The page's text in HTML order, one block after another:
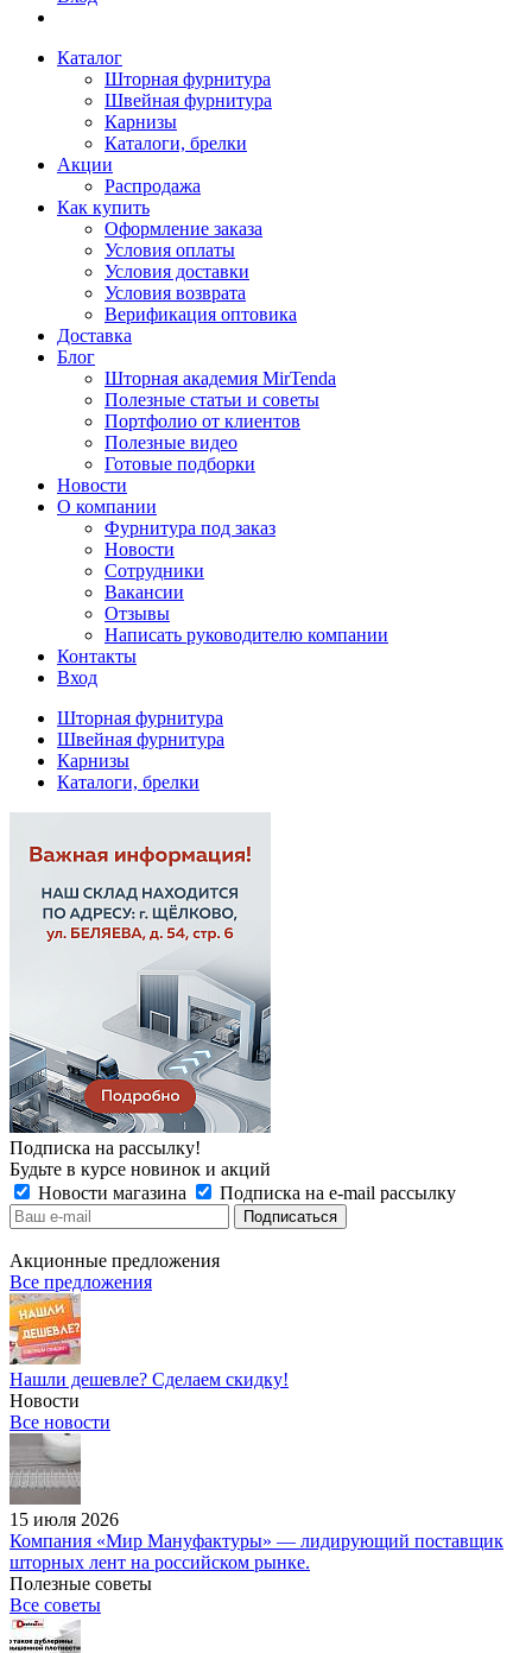
Каталог
Шторная фурнитура
Швейная фурнитура
Карнизы
Каталоги, брелки
Акции
Распродажа
Как купить
Оформление заказа
Условия оплаты
Условия доставки
Условия возврата
Верификация оптовика
Доставка
Блог
Шторная академия MirTenda
Полезные статьи и советы
Портфолио от клиентов
Полезные видео
Готовые подборки
Новости
О компании
Фурнитура под заказ
Новости
Сотрудники
Вакансии
Отзывы
Написать руководителю компании
Контакты
Вход
Шторная фурнитура
Швейная фурнитура
Карнизы
Каталоги, брелки
Подписка на рассылку!
Будьте в курсе новинок и акций
Новости магазина
Подписка на e-mail рассылку
Акционные предложения
Все предложения
Нашли дешевле? Сделаем скидку!
Новости
Все новости
15 июля 2026
Компания «Мир Мануфактуры» — лидирующий поставщик
шторных лент на российском рынке.
Полезные советы
Все советы